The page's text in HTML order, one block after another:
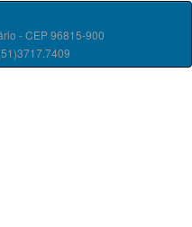
- CEP 96815-900